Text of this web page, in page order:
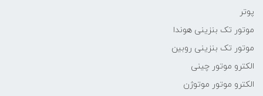
پوتر
موتور تک بنزینی هوندا
موتور تک بنزینی روبین
الکترو موتور چینی
الکترو موتور موتوژن